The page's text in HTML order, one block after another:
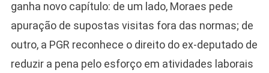
ganha novo capítulo: de um lado, Moraes pede
apuração de supostas visitas fora das normas; de
outro, a PGR reconhece o direito do ex-deputado de
reduzir a pena pelo esforço em atividades laborais